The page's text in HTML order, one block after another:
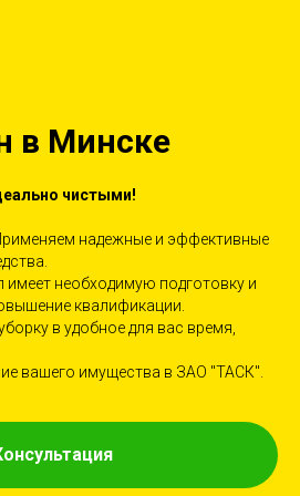
в Минске
чистыми!
надежные и эффективные
имеет необходимую подготовку и
квалификации.
в удобное для вас время,
вашего имущества в ЗАО "ТАСК".